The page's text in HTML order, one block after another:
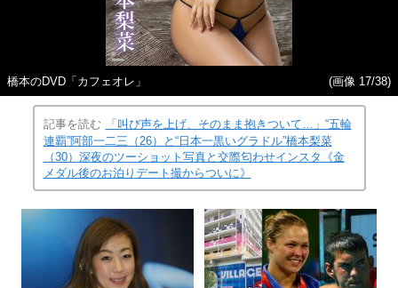
橋本のDVD「カフェオレ」 (画像 17/38)
記事を読む
「叫び声を上げ、そのまま抱きついて…」“五輪
連覇”阿部一二三（26）と“日本一黒いグラドル”橋本梨菜
（30）深夜のツーショット写真と交際匂わせインスタ《金
メダル後のお泊りデート撮からついに》